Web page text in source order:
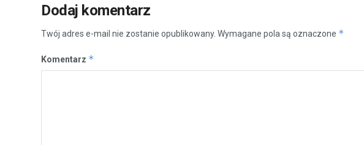
Dodaj komentarz
Twój adres e-mail nie zostanie opublikowany. Wymagane pola są oznaczone *
Komentarz *